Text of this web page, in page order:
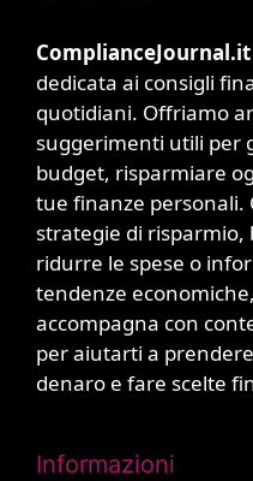
ComplianceJournal.it
dedicata ai consigli
quotidiani. Offriamo
suggerimenti utili per
budget, risparmiare
tue finanze personali.
strategie di
ridurre le spese o
tendenze
accompagna con
per aiutarti a
denaro e fare scelte
Informazioni